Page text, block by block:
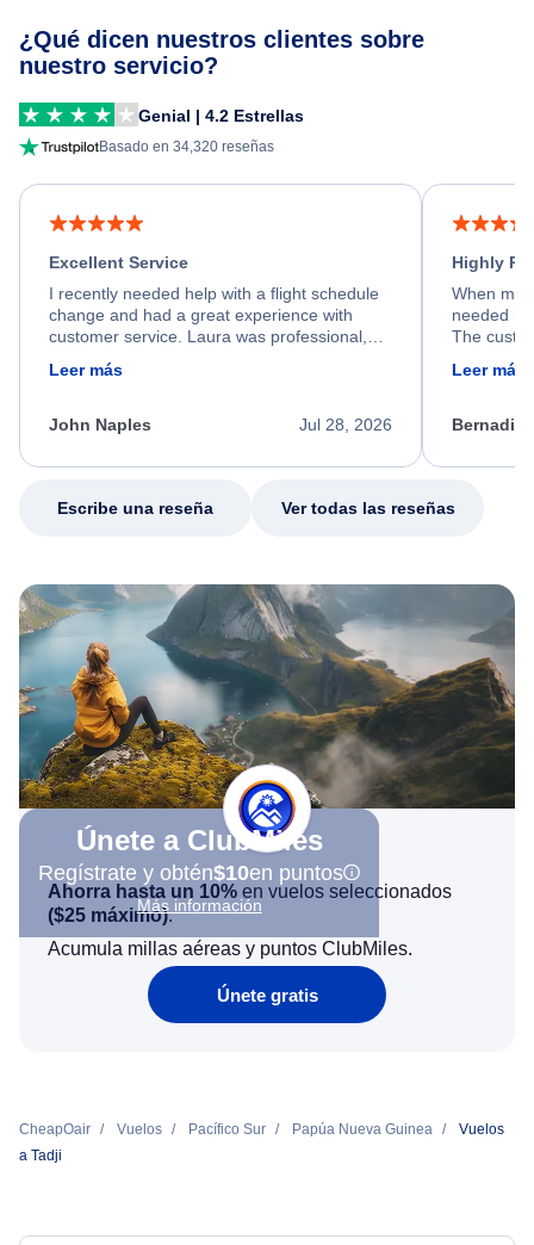
¿Qué dicen nuestros clientes sobre
nuestro servicio?
Genial | 4.2 Estrellas
Basado en 34,320 reseñas
Excellent Service
I recently needed help with a flight schedule
change and had a great experience with
customer service. Laura was professional,
friendly, and very helpful throughout the
process. She quickly found a solution and
appreciate her excellent service.
Leer más
Jul 28, 2026
John Naples
Highly
When my
needed
The
calm,
my issue.
Leer más
Escribe una reseña Ver todas las reseñas
Únete a ClubMiles
Regístrate y obtén$10en puntos
Más información
Ahorra hasta un 10% en vuelos seleccionados
($25 máximo).
Acumula millas aéreas y puntos ClubMiles.
Únete gratis
CheapOair Vuelos Pacífico Sur Papúa Nueva Guinea
Vuelos
a Tadji